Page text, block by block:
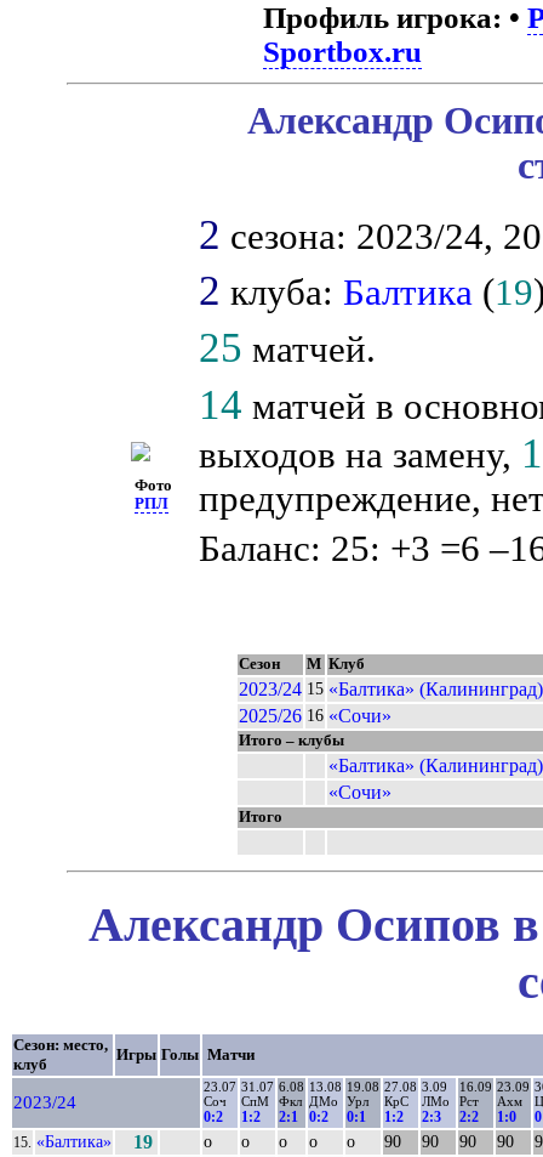
Профиль игрока: •
Sportbox.ru
Фото
РПЛ
Александр
2 сезона: 2023/24,
2 клуба: Балтика (19
25 матчей.
14 матчей в
выходов на замену,
предупреждение,
Баланс: 25: +3 =6
Сезон М Клуб
2023/24 15 «Балтика» (Калининград)
2025/26 16 «Сочи»
Итого – клубы
«Балтика» (Калининград)
«Сочи»
Итого
Александр Осипов
Сезон: место,
клуб
Игры Голы Матчи
2023/24
23.07
Соч
0:2
31.07
СпМ
1:2
6.08
Фкл
2:1
13.08
ДМо
0:2
19.08
Урл
0:1
27.08
КрС
1:2
3.09
ЛМо
2:3
16.09
Рст
2:2
23.09
Ахм
1:0
15. «Балтика» 19 о о о о о 90 90 90 90